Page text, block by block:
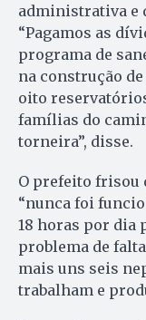
administrativa e
“Pagamos as
programa de
na construção
oito
famílias do
torneira”, disse.
O prefeito frisou
“nunca foi
18 horas por dia
problema de
mais uns seis
trabalham e